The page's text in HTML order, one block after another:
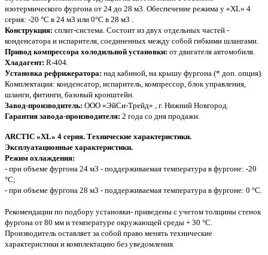
изотермического фургона от 24 до 28 м3. Обеспечение режима у «XL» 4
серия: -20 °C в 24 м3 или 0°C в 28 м3 .
Конструкция: сплит-система. Состоит из двух отдельных частей -
конденсатора и испарителя, соединенных между собой гибкими шлангами.
Привод компрессора холодильной установки: от двигателя автомобиля.
Хладагент: R-404.
Установка рефрижератора: над кабиной, на крышу фургона (* доп. опция).
Комплектация: конденсатор, испаритель, компрессор, блок управления,
шланги, фитинги, базовый кронштейн.
Завод-производитель: OOО «ЭйСи-Трейд» , г. Нижний Новгород.
Гарантия завода-производителя: 2 года со дня продажи.
ARCTIC «XL» 4 серия. Технические характеристики.
Эксплуатационные характеристики.
Режим охлаждения:
- при объеме фургона 24 м3 - поддерживаемая температура в фургоне: -20
°С;
- при объеме фургона 28 м3 - поддерживаемая температура в фургоне: 0 °С.
Рекомендации по подбору установки- приведены с учетом толщины стенок
фургона от 80 мм и температуре окружающей среды + 30 °С.
Производитель оставляет за собой право менять технические
характеристики и комплектацию без уведомления.